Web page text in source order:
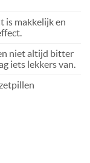
is makkelijk en
niet altijd bitter
iets lekkers van.